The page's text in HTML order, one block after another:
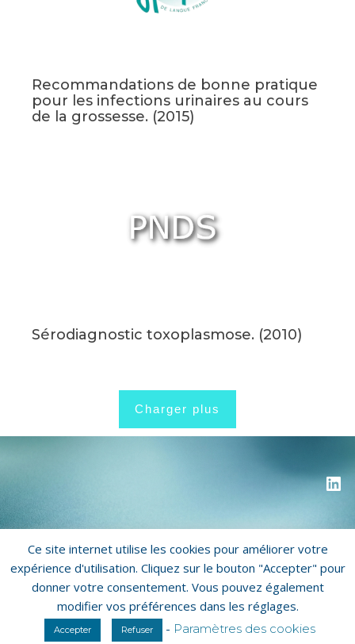
Recommandations de bonne pratique
pour les infections urinaires au cours
de la grossesse. (2015)
Sérodiagnostic toxoplasmose. (2010)
Charger plus
Copyright © 2026 Biorecos
Mentions légales
Politique de confidentialité
Qui sommes-nous ?
Ce site internet utilise les cookies pour améliorer votre
expérience d'utilisation. Cliquez sur le bouton "Accepter" pour
donner votre consentement. Vous pouvez également
modifier vos préférences dans les réglages.
Accepter Refuser - Paramètres des cookies